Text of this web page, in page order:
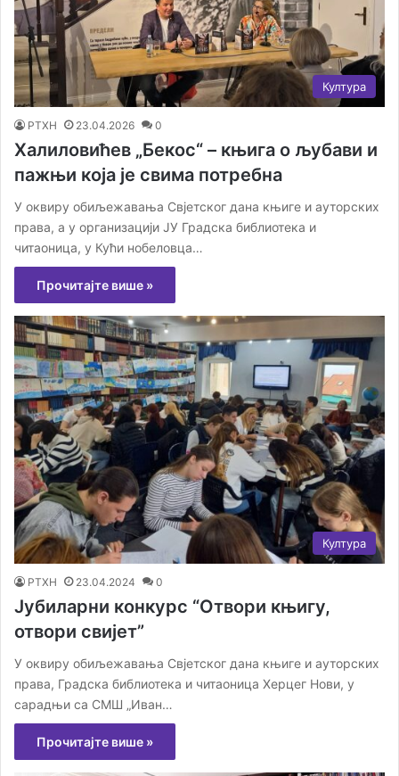
Култура
РТХН 23.04.2026 0
Халиловићев „Бекос“ – књига о љубави и
пажњи која је свима потребна
У оквиру обиљежавања Свјетског дана књиге и ауторских
права, а у организацији ЈУ Градска библиотека и
читаоница, у Кући нобеловца…
Прочитајте више »
Култура
РТХН 23.04.2024 0
Јубиларни конкурс “Отвори књигу,
отвори свијет”
У оквиру обиљежавања Свјетског дана књиге и ауторских
права, Градска библиотека и читаоница Херцег Нови, у
сарадњи са СМШ „Иван…
Прочитајте више »